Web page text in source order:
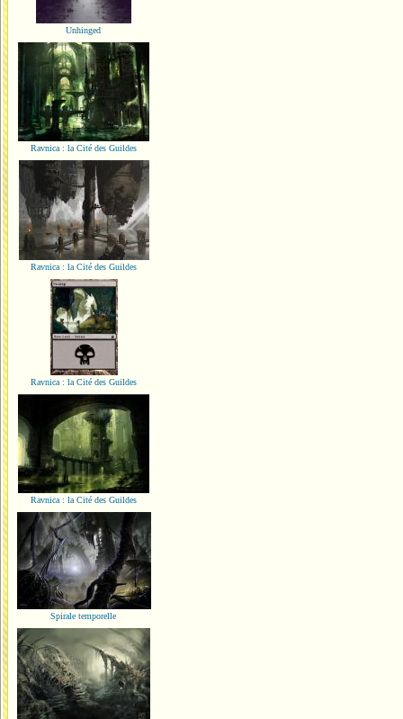
Unhinged
Ravnica : la Cité des Guildes
Ravnica : la Cité des Guildes
Ravnica : la Cité des Guildes
Ravnica : la Cité des Guildes
Spirale temporelle